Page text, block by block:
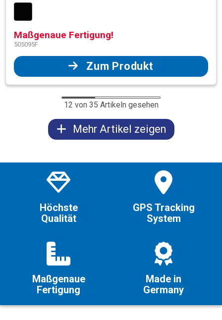
Maßgenaue Fertigung!
505095F
Zum Produkt
12 von 35 Artikeln gesehen
Mehr Artikel zeigen
Höchste
Qualität
GPS Tracking
System
Maßgenaue
Fertigung
Made in
Germany